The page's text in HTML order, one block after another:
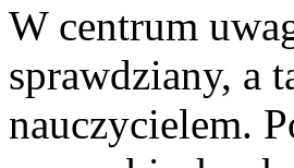
W centrum
sprawdziany, a
nauczycielem.